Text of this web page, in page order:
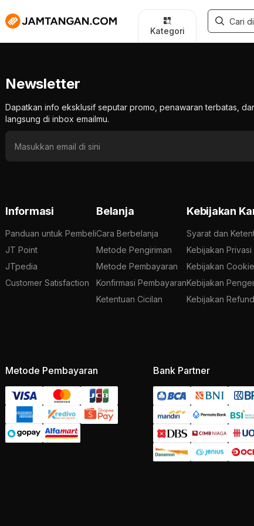
Newsletter
Dapatkan info eksklusif seputar promo, penawaran terbatas,
langsung di inbox emailmu.
Informasi
Panduan untuk Pembeli
JT Point
JTpedia
Customer Satisfaction
Belanja
Cara Berbelanja
Metode Pengiriman
Metode Pembayaran
Konfirmasi Pembayaran
Ketentuan Cicilan
Kebijakan
Syarat dan
Kebijakan Privasi
Kebijakan Cookie
Kebijakan
Kebijakan Refund
Metode Pembayaran Bank Partner
Kategori